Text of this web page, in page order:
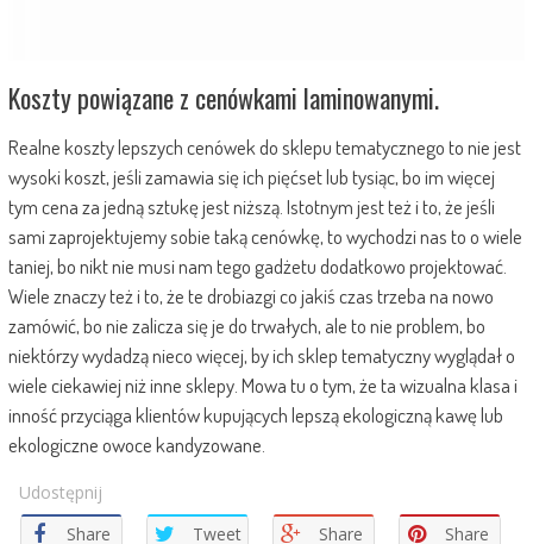
Koszty powiązane z cenówkami laminowanymi.
Realne koszty lepszych cenówek do sklepu tematycznego to nie jest
wysoki koszt, jeśli zamawia się ich pięćset lub tysiąc, bo im więcej
tym cena za jedną sztukę jest niższą. Istotnym jest też i to, że jeśli
sami zaprojektujemy sobie taką cenówkę, to wychodzi nas to o wiele
taniej, bo nikt nie musi nam tego gadżetu dodatkowo projektować.
Wiele znaczy też i to, że te drobiazgi co jakiś czas trzeba na nowo
zamówić, bo nie zalicza się je do trwałych, ale to nie problem, bo
niektórzy wydadzą nieco więcej, by ich sklep tematyczny wyglądał o
wiele ciekawiej niż inne sklepy. Mowa tu o tym, że ta wizualna klasa i
inność przyciąga klientów kupujących lepszą ekologiczną kawę lub
ekologiczne owoce kandyzowane.
Udostępnij
Share
Tweet Share Share